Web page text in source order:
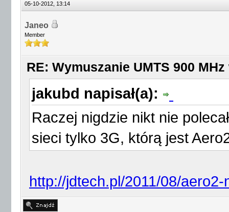
05-10-2012, 13:14
Janeo
Member
RE: Wymuszanie UMTS 900
jakubd napisał(a):
Raczej nigdzie nikt nie
sieci tylko 3G, którą jest
http://jdtech.pl/2011/08/